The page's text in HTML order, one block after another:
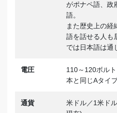
がポナペ語、政
語。
また歴史上の経
語を話せる人も
では日本語は通
電圧
110～120ボル
本と同じAタイプ
通貨
米ドル／1米ド